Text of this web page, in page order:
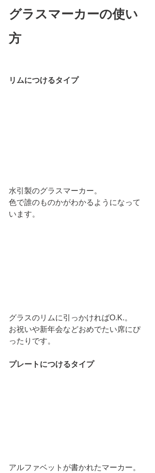
グラスマーカーの使い
方
リムにつけるタイプ
水引製のグラスマーカー。
色で誰のものかがわかるようになって
います。
グラスのリムに引っかければO.K.。
お祝いや新年会などおめでたい席にぴ
ったりです。
プレートにつけるタイプ
アルファベットが書かれたマーカー。